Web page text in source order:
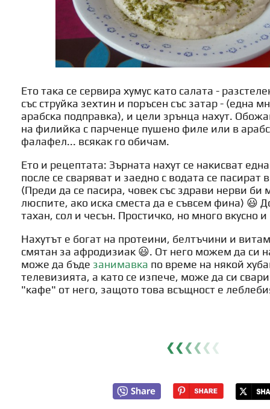
Ето така се сервира хумус като салата -
със струйка зехтин и поръсен със затар - (една
арабска подправка), и цели зрънца нахут.
на филийка с парченце пушено филе или в
фалафел... всякак го обичам.
Ето и рецептата: Зърната нахут се накисват
после се сваряват и заедно с водата се пасират
(Преди да се пасира, човек със здрави нерви би
люспите, ако иска сместа да е съвсем фина) 😃
тахан, сол и чесън. Простичко, но много вкусно
Нахутът е богат на протеини, белтъчини и
смятан за афродизиак 😃. От него можем да си
може да бъде занимавка по време на някой
телевизията, а като се изпече, може да си
"кафе" от него, защото това всъщност е
❮❮❮ ❮ ❮ ❮